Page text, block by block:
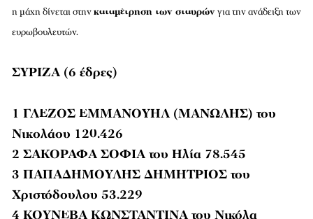
η μάχη δίνεται στηνκαταμέτρηση των σταυρώνγια την ανάδειξη των
ευρωβουλευτών.
ΣΥΡΙΖΑ (6 έδρες)
1 ΓΛΕΖΟΣ ΕΜΜΑΝΟΥΗΛ (ΜΑΝΩΛΗΣ) του
Νικολάου 120.426
2 ΣΑΚΟΡΑΦΑ ΣΟΦΙΑ του Ηλία 78.545
3 ΠΑΠΑΔΗΜΟΥΛΗΣ ΔΗΜΗΤΡΙΟΣ του
Χριστόδουλου 53.229
4 ΚΟΥΝΕΒΑ ΚΩΝΣΤΑΝΤΙΝΑ του Νικόλα